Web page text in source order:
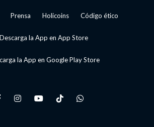
Prensa Holicoins Código ético
Descarga la App en App Store
la App en Google Play Store